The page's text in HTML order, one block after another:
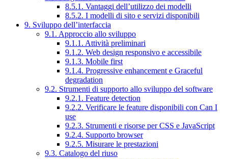
8.5.1. Vantaggi dell’utilizzo dei modelli
8.5.2. I modelli di sito e servizi disponibili
9. Sviluppo dell’interfaccia
9.1. Approccio allo sviluppo
9.1.1. Attività preliminari
9.1.2. Web design responsivo e accessibile
9.1.3. Mobile first
9.1.4. Progressive enhancement e Graceful
degradation
9.2. Strumenti di supporto allo sviluppo del software
9.2.1. Feature detection
9.2.2. Verificare le feature disponibili con Can I
use
9.2.3. Strumenti e risorse per CSS e JavaScript
9.2.4. Supporto browser
9.2.5. Misurare le prestazioni
9.3. Catalogo del riuso